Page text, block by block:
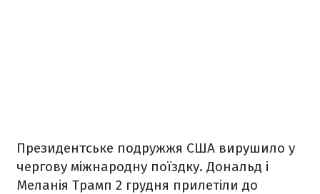
Президентське подружжя США вирушило у
чергову міжнародну поїздку. Дональд і
Меланія Трамп 2 грудня прилетіли до